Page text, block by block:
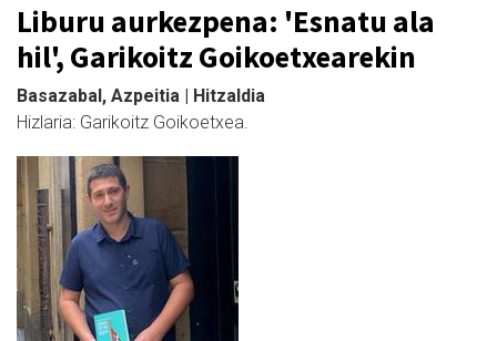
Liburu aurkezpena: 'Esnatu ala
hil', Garikoitz Goikoetxearekin
Basazabal, Azpeitia | Hitzaldia
Hizlaria: Garikoitz Goikoetxea.